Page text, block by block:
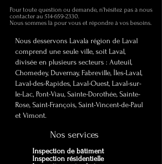
Pour toute question ou demande, n'hésitez pas à nous
contacter au 514-659-2330.
Nous sommes là pour vous et répondre à vos besoins.
Nous desservons Lavala région de Laval
comprend une seule ville, soit Laval,
divisée en plusieurs secteurs : Auteuil,
Chomedey, Duvernay, Fabreville, Îles-Laval,
Laval-des-Rapides, Laval-Ouest, Laval-sur-
le-Lac, Pont-Viau, Sainte-Dorothée, Sainte-
Rose, Saint-François, Saint-Vincent-de-Paul
et Vimont.
Nos services
Inspection de bâtiment
Inspection résidentielle